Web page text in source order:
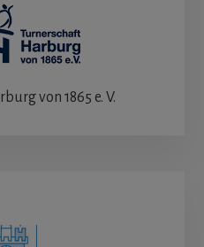
von 1865 e. V.